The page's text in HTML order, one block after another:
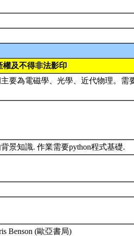
權及不得非法影印
要為電磁學、光學、近代物理。需
景知識. 作業需要python程式基礎.
Benson (歐亞書局)